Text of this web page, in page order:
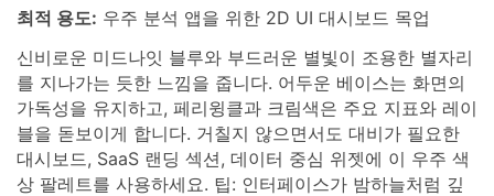
최적 용도: 우주 분석 앱을 위한 2D UI 대시보드 목업
신비로운 미드나잇 블루와 부드러운 별빛이 조용한 별자리
를 지나가는 듯한 느낌을 줍니다. 어두운 베이스는 화면의
가독성을 유지하고, 페리윙클과 크림색은 주요 지표와 레이
블을 돋보이게 합니다. 거칠지 않으면서도 대비가 필요한
대시보드, SaaS 랜딩 섹션, 데이터 중심 위젯에 이 우주 색
상 팔레트를 사용하세요. 팁: 인터페이스가 밤하늘처럼 깊